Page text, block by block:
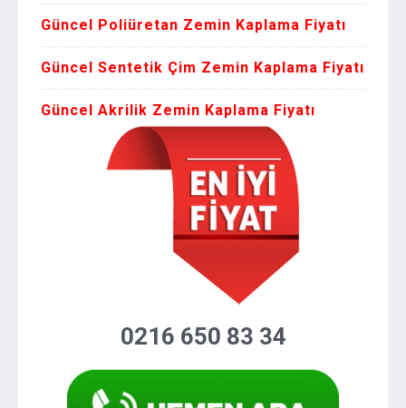
Güncel Poliüretan Zemin Kaplama Fiyatı
Güncel Sentetik Çim Zemin Kaplama Fiyatı
Güncel Akrilik Zemin Kaplama Fiyatı
0216 650 83 34